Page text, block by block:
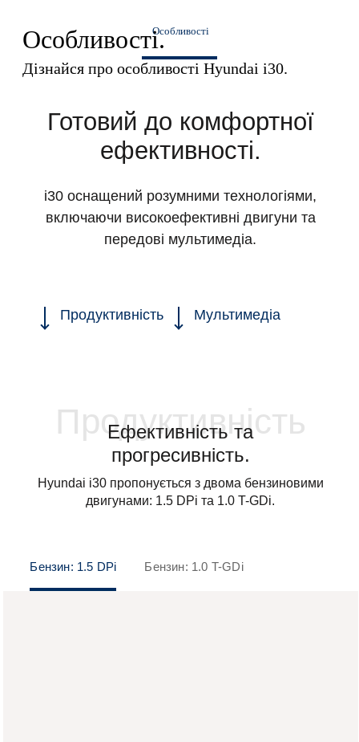
Особливості.
Дізнайся про особливості Hyundai i30.
Особливості
Готовий до комфортної
ефективності.
і30 оснащений розумними технологіями,
включаючи високоефективні двигуни та
передові мультимедіа.
Продуктивність Мультимедіа
Продуктивність
Ефективність та
прогресивність.
Hyundai i30 пропонується з двома бензиновими
двигунами: 1.5 DPi та 1.0 T-GDi.
Бензин: 1.5 DPi Бензин: 1.0 T-GDi